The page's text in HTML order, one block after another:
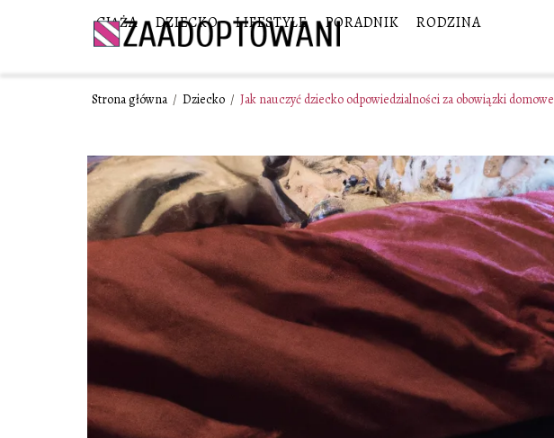
CIĄŻA DZIECKO LIFESTYLE PORADNIK RODZINA
Strona główna / Dziecko / Jak nauczyć dziecko odpowiedzialności za obowiązki domowe